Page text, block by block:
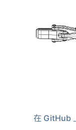
在 GitHub